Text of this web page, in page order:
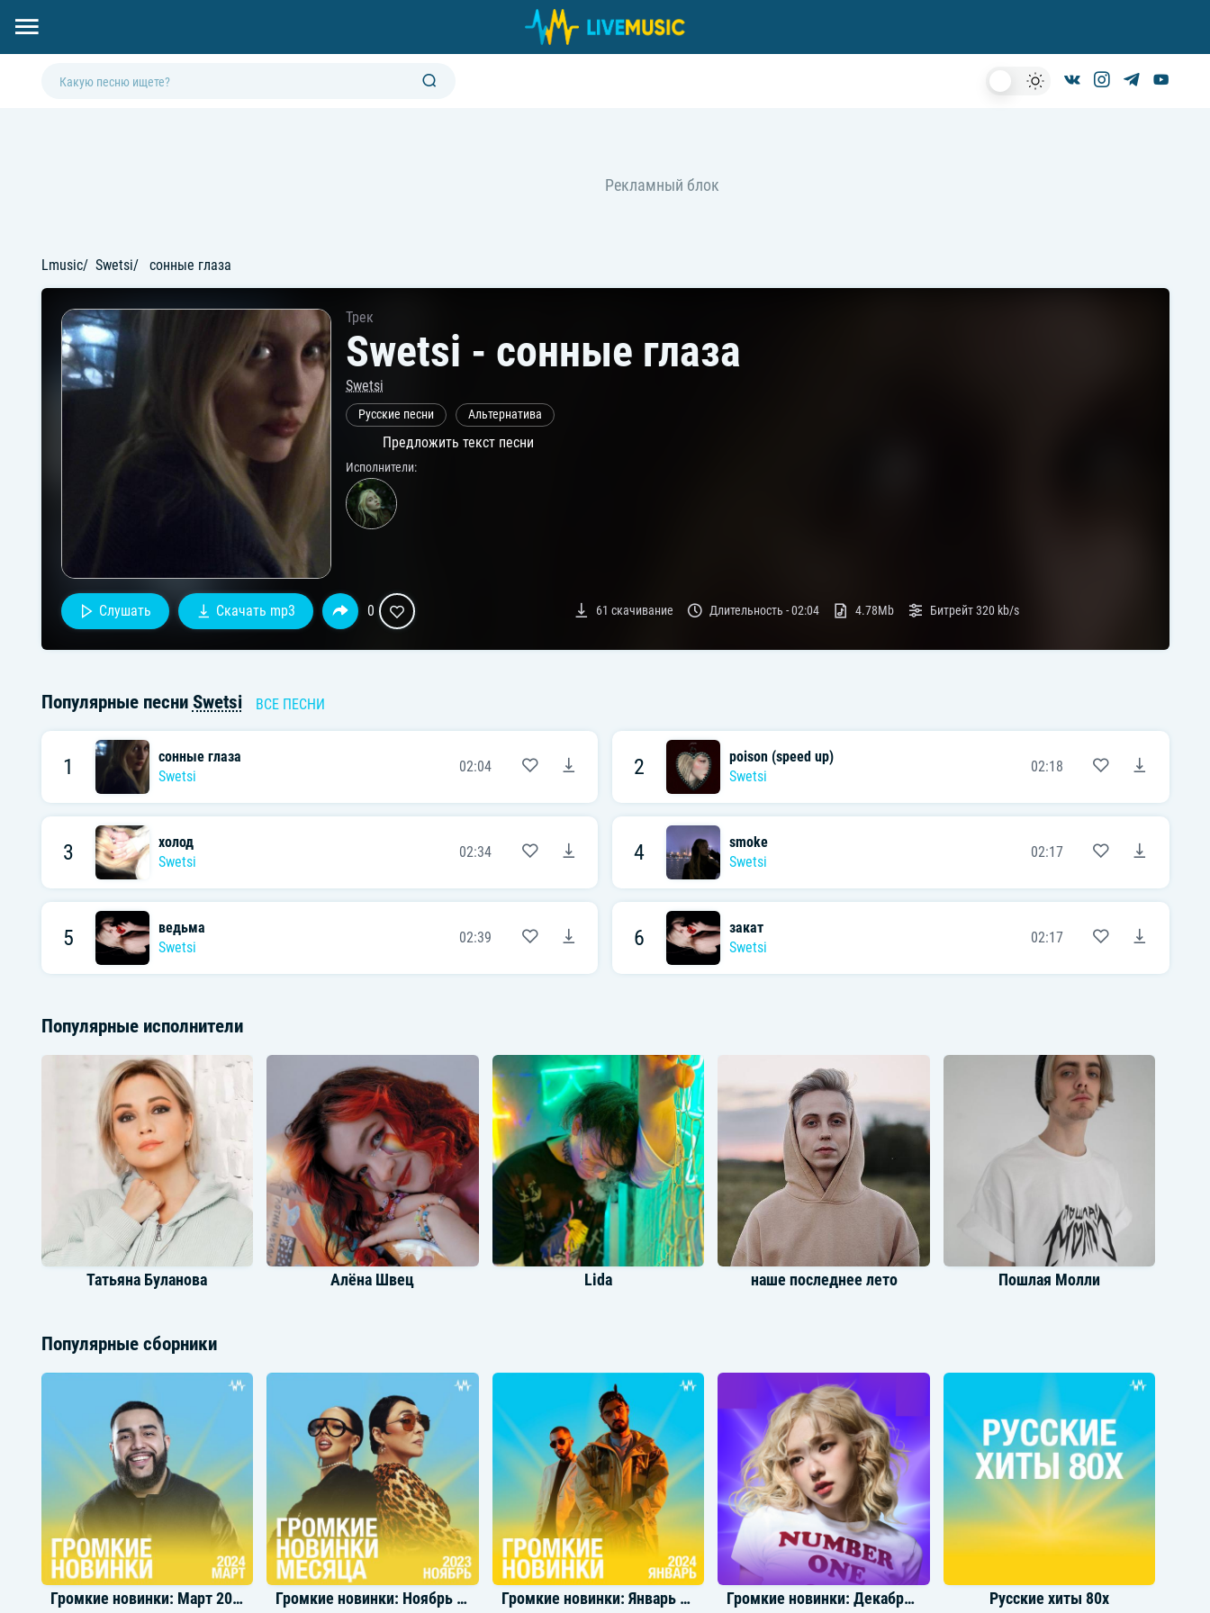
Lmusic Swetsi сонные глаза
Трек
Swetsi - сонные глаза
Swetsi
Русские песни Альтернатива
Предложить текст песни
Исполнители:
Слушать Скачать mp3 0 61 скачивание Длительность -02:04 4.78Mb Битрейт320 kb/s
Популярные песни Swetsi ВСЕ ПЕСНИ
1
сонные глаза
Swetsi
02:04 2
poison (speed up)
Swetsi
02:18
3
холод
Swetsi
02:34 4
smoke
Swetsi
02:17
5
ведьма
Swetsi
02:39 6
закат
Swetsi
02:17
Популярные исполнители
Татьяна Буланова Алёна Швец Lida наше последнее лето Пошлая Молли
Saluki EVEN CUTE SKWLKR Hofmannita Скриптонит
Популярные сборники
Громкие новинки: Март 2024 Громкие новинки: Ноябрь 2023 Громкие новинки: Январь 2024 Громкие новинки: Декабрь 2024 Русские хиты 80х